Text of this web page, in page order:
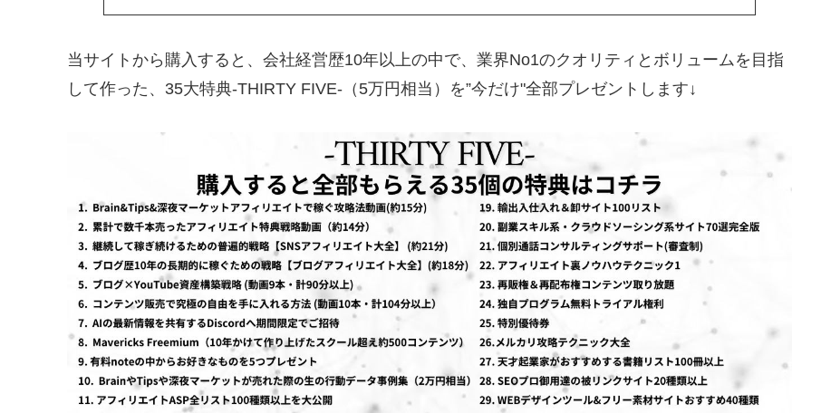
当サイトから購入すると、会社経営歴10年以上の中で、業界No1のクオリティとボリュームを目指
して作った、35大特典-THIRTY FIVE-（5万円相当）を”今だけ"全部プレゼントします↓